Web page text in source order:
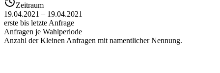
Zeitraum
19.04.2021 – 19.04.2021
erste bis letzte Anfrage
Anfragen je Wahlperiode
Anzahl der Kleinen Anfragen mit namentlicher Nennung.